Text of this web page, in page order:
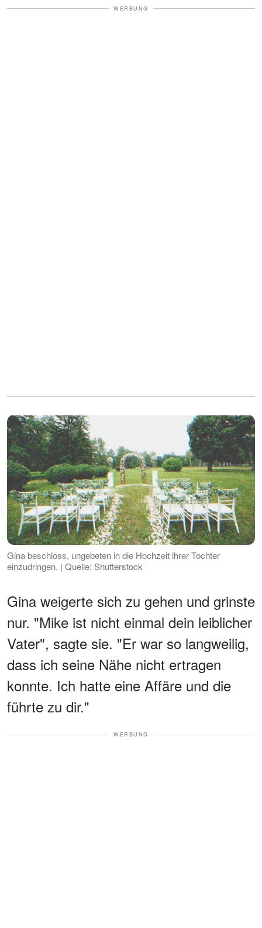
WERBUNG
Gina beschloss, ungebeten in die Hochzeit ihrer Tochter
einzudringen. | Quelle: Shutterstock
Gina weigerte sich zu gehen und grinste
nur. "Mike ist nicht einmal dein leiblicher
Vater", sagte sie. "Er war so langweilig,
dass ich seine Nähe nicht ertragen
konnte. Ich hatte eine Affäre und die
führte zu dir."
WERBUNG